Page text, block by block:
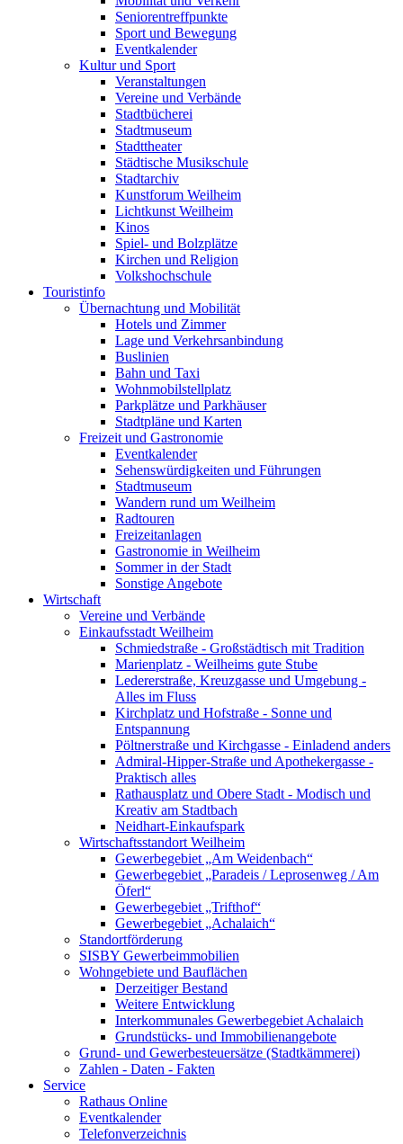
Seniorentreffpunkte
Sport und Bewegung
Eventkalender
Kultur und Sport
Veranstaltungen
Vereine und Verbände
Stadtbücherei
Stadtmuseum
Stadttheater
Städtische Musikschule
Stadtarchiv
Kunstforum Weilheim
Lichtkunst Weilheim
Kinos
Spiel- und Bolzplätze
Kirchen und Religion
Volkshochschule
Touristinfo
Übernachtung und Mobilität
Hotels und Zimmer
Lage und Verkehrsanbindung
Buslinien
Bahn und Taxi
Wohnmobilstellplatz
Parkplätze und Parkhäuser
Stadtpläne und Karten
Freizeit und Gastronomie
Eventkalender
Sehenswürdigkeiten und Führungen
Stadtmuseum
Wandern rund um Weilheim
Radtouren
Freizeitanlagen
Gastronomie in Weilheim
Sommer in der Stadt
Sonstige Angebote
Wirtschaft
Vereine und Verbände
Einkaufsstadt Weilheim
Schmiedstraße - Großstädtisch mit Tradition
Marienplatz - Weilheims gute Stube
Ledererstraße, Kreuzgasse und Umgebung -
Alles im Fluss
Kirchplatz und Hofstraße - Sonne und
Entspannung
Pöltnerstraße und Kirchgasse - Einladend anders
Admiral-Hipper-Straße und Apothekergasse -
Praktisch alles
Rathausplatz und Obere Stadt - Modisch und
Kreativ am Stadtbach
Neidhart-Einkaufspark
Wirtschaftsstandort Weilheim
Gewerbegebiet „Am Weidenbach“
Gewerbegebiet „Paradeis / Leprosenweg / Am
Öferl“
Gewerbegebiet „Trifthof“
Gewerbegebiet „Achalaich“
Standortförderung
SISBY Gewerbeimmobilien
Wohngebiete und Bauflächen
Derzeitiger Bestand
Weitere Entwicklung
Interkommunales Gewerbegebiet Achalaich
Grundstücks- und Immobilienangebote
Grund- und Gewerbesteuersätze (Stadtkämmerei)
Zahlen - Daten - Fakten
Service
Rathaus Online
Eventkalender
Telefonverzeichnis